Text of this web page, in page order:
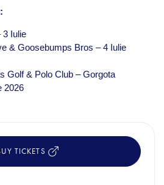
3 Iulie
& Goosebumps Bros – 4 Iulie
Golf & Polo Club – Gorgota
2026
TICKETS